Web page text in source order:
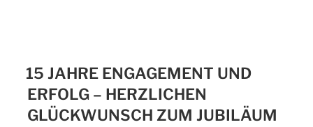
15 JAHRE ENGAGEMENT UND
ERFOLG – HERZLICHEN
GLÜCKWUNSCH ZUM JUBILÄUM